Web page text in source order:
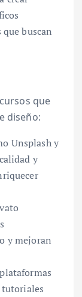
buscan
que
diseño:
Unsplash y
y
y mejoran
tutoriales